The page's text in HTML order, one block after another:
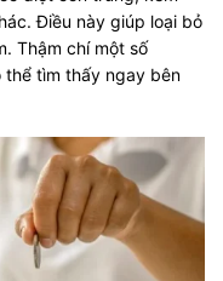
Điều này giúp loại bỏ
Thậm chí một số
thể tìm thấy ngay bên